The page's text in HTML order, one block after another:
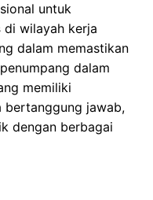
untuk
di wilayah kerja
dalam memastikan
dalam
memiliki
bertanggung jawab,
dengan berbagai